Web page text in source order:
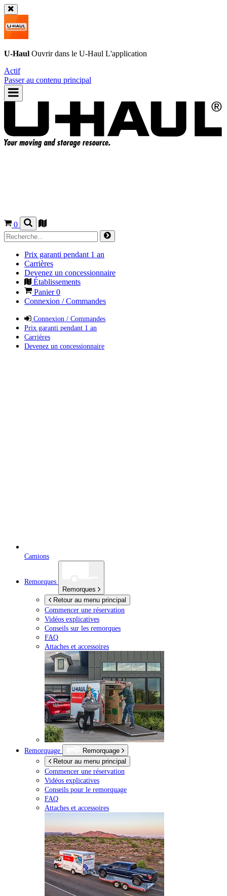
U-Haul Ouvrir dans le U-Haul L'application
Actif
Passer au contenu principal
0
Prix garanti pendant 1 an
Carrières
Devenez un concessionnaire
Établissements
Panier0
Connexion / Commandes
Connexion / Commandes
Prix garanti pendant 1 an
Carrières
Devenez un concessionnaire
Camions
Remorques
Remorques
Retour au menu principal
Commencer une réservation
Vidéos explicatives
Conseils sur les remorques
FAQ
Attaches et accessoires
Remorquage
Remorquage
Retour au menu principal
Commencer une réservation
Vidéos explicatives
Conseils pour le remorquage
FAQ
Attaches et accessoires